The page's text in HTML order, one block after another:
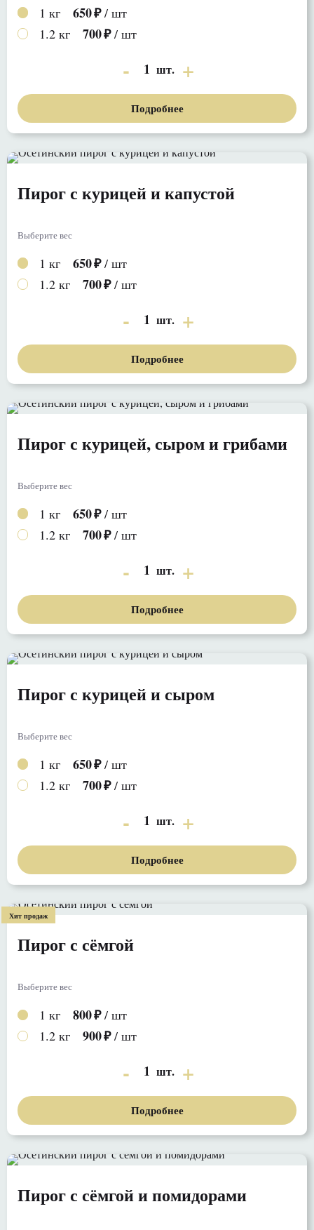
1 кг 650 / шт
1.2 кг
700 / шт
1 шт.
Подробнее
Пирог с курицей и капустой
Выберите вес
1 кг 650 / шт
1.2 кг
700 / шт
1 шт.
Подробнее
Пирог с курицей, сыром и грибами
Выберите вес
1 кг 650 / шт
1.2 кг
700 / шт
1 шт.
Подробнее
Пирог с курицей и сыром
Выберите вес
1 кг 650 / шт
1.2 кг
700 / шт
1 шт.
Подробнее
Хит продаж
Пирог с сёмгой
Выберите вес
1 кг 800 / шт
1.2 кг
900 / шт
1 шт.
Подробнее
Пирог с сёмгой и помидорами